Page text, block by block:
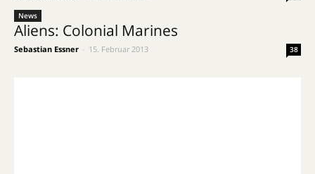
News
Aliens: Colonial Marines
Sebastian Essner 15. Februar 2013 38